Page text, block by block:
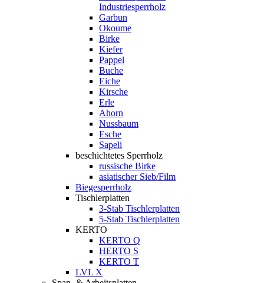
Industriesperrholz
Garbun
Okoume
Birke
Kiefer
Pappel
Buche
Eiche
Kirsche
Erle
Ahorn
Nussbaum
Esche
Sapeli
beschichtetes Sperrholz
russische Birke
asiatischer Sieb/Film
Biegesperrholz
Tischlerplatten
3-Stab Tischlerplatten
5-Stab Tischlerplatten
KERTO
KERTO Q
HERTO S
KERTO T
LVL X